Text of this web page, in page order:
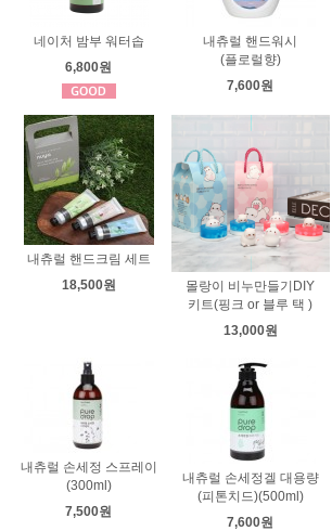
네이처 밤부 워터솝
6,800원
내츄럴 핸드워시
(플로럴향)
7,600원
내츄럴 핸드크림 세트
18,500원
몰랑이 비누만들기DIY
키트(핑크 or 블루 택 )
13,000원
내츄럴 손세정 스프레이
(300ml)
7,500원
내츄럴 손세정겔 대용량
(피톤치드)(500ml)
7,600원